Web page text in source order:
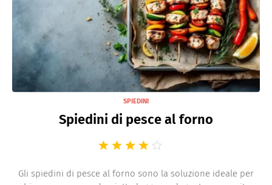
SPIEDINI
Spiedini di pesce al forno
Gli spiedini di pesce al forno sono la soluzione ideale per